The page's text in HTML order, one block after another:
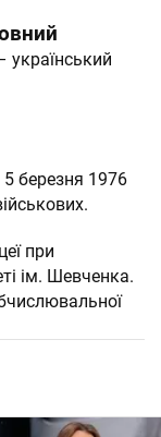
український
березня 1976
при
ім. Шевченка.
ім.
в
перший